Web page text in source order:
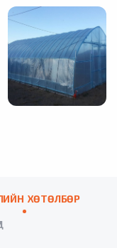
ХӨТӨЛБӨР